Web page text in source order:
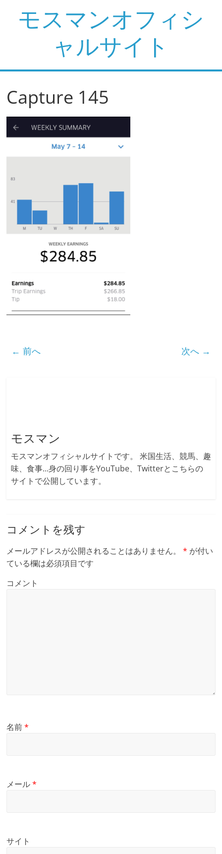
へ
プ
モスマンオフィシ
ャルサイト
Capture 145
← 前へ 次へ →
モスマン
モスマンオフィシャルサイトです。 米国生活、競馬、趣
味、食事...身の回り事をYouTube、Twitterとこちらの
サイトで公開しています。
コメントを残す
メールアドレスが公開されることはありません。 * が付い
ている欄は必須項目です
コメント
名前*
メール*
サイト